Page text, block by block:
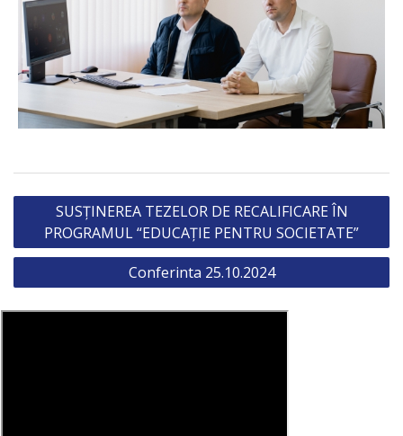
Post
navigation
SUSȚINEREA TEZELOR DE RECALIFICARE ÎN
PROGRAMUL “EDUCAȚIE PENTRU SOCIETATE”
Conferinta 25.10.2024